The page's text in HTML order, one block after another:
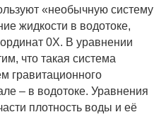
«необычную систему
жидкости в водотоке,
0X. В уравнении
что такая система
гравитационного
– в водотоке. Уравнения
плотность воды и её